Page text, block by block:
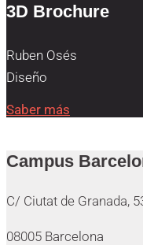
3D Brochure
Ruben Osés
Diseño
Saber más
Campus
C/ Ciutat de Granada,
08005 Barcelona